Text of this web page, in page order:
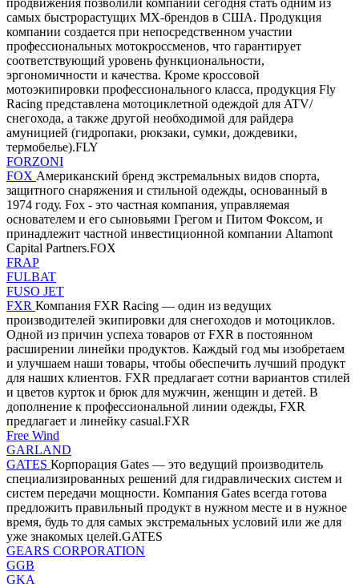
самых быстрорастущих MX-брендов в США. Продукция
компании создается при непосредственном участии
профессиональных мотокроссменов, что гарантирует
соответствующий уровень функциональности,
эргономичности и качества. Кроме кроссовой
мотоэкипировки профессионального класса, продукция Fly
Racing представлена мотоциклетной одеждой для ATV/
снегохода, а также другой необходимой для райдера
амуницией (гидропаки, рюкзаки, сумки, дождевики,
термобелье).FLY
FORZONI
FOX Американский бренд экстремальных видов спорта,
защитного снаряжения и стильной одежды, основанный в
1974 году. Fox - это частная компания, управляемая
основателем и его сыновьями Грегом и Питом Фоксом, и
принадлежит частной инвестиционной компании Altamont
Capital Partners.FOX
FRAP
FULBAT
FUSO JET
FXR Компания FXR Racing — один из ведущих
производителей экипировки для снегоходов и мотоциклов.
Одной из причин успеха товаров от FXR в постоянном
расширении линейки продуктов. Каждый год мы изобретаем
и улучшаем наши товары, чтобы обеспечить лучший продукт
для наших клиентов. FXR предлагает сотни вариантов стилей
и цветов курток и брюк для мужчин, женщин и детей. В
дополнение к профессиональной линии одежды, FXR
предлагает и линейку casual.FXR
Free Wind
GARLAND
GATES Корпорация Gates — это ведущий производитель
специализированных решений для гидравлических систем и
систем передачи мощности. Компания Gates всегда готова
предложить правильный продукт в нужном месте и в нужное
время, будь то для самых экстремальных условий или же для
уже знакомых целей.GATES
GEARS CORPORATION
GGB
GKA